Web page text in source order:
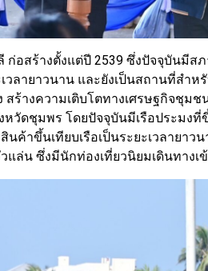
ก่อสร้างตั้งแต่ปี 2539 ซึ่งปัจจุบันมีส
วลายาวนาน และยังเป็นสถานที่สำห
ร้างความเติบโตทางเศรษฐกิจชุม
หวัดชุมพร โดยปัจจุบันมีเรือประมง
ค้าขึ้นเทียบเรือเป็นระยะเวลายาว
ล่น ซึ่งมีนักท่องเที่ยวนิยมเดินทางเ